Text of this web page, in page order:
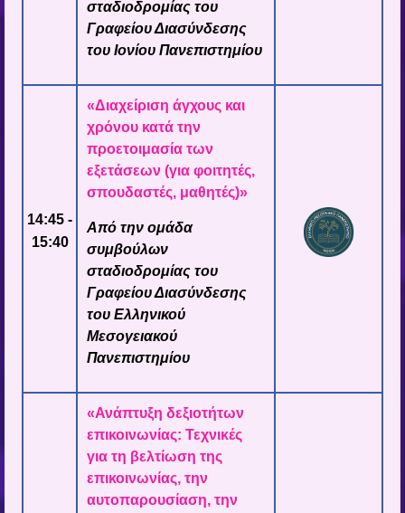
σταδιοδρομίας του
Γραφείου Διασύνδεσης
του Ιονίου Πανεπιστημίου
14:45 -
15:40
«Διαχείριση άγχους και
χρόνου κατά την
προετοιμασία των
εξετάσεων (για φοιτητές,
σπουδαστές, μαθητές)»
Από την ομάδα
συμβούλων
σταδιοδρομίας του
Γραφείου Διασύνδεσης
του Ελληνικού
Μεσογειακού
Πανεπιστημίου
«Ανάπτυξη δεξιοτήτων
επικοινωνίας: Τεχνικές
για τη βελτίωση της
επικοινωνίας, την
αυτοπαρουσίαση, την